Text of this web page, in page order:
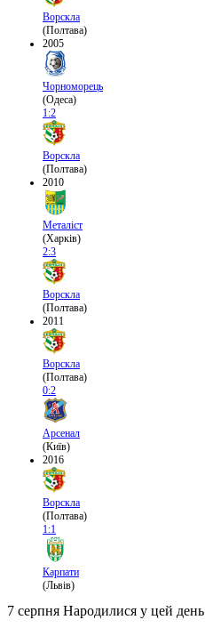
Ворскла
(Полтава)
2005
Чорноморець
(Одеса)
1:2
Ворскла
(Полтава)
2010
Металіст
(Харків)
2:3
Ворскла
(Полтава)
2011
Ворскла
(Полтава)
0:2
Арсенал
(Київ)
2016
Ворскла
(Полтава)
1:1
Карпати
(Львів)
7 серпня Народилися у цей день